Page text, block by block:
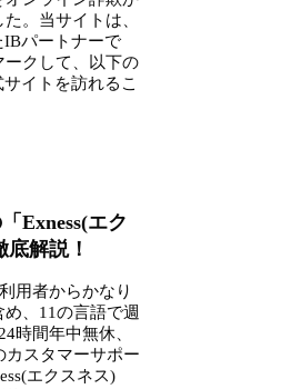
。当サイトは、
IBパートナーで
クして、以下の
イトを訪れるこ
Exness(エク
解説！
用者からかなり
、11の言語で週
時間年中無休、
カスタマーサポー
エクスネス)